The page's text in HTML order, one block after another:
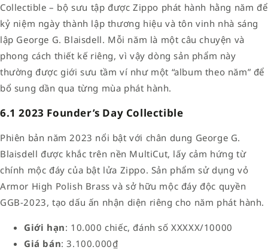
Collectible – bộ sưu tập được Zippo phát hành hằng năm để
kỷ niệm ngày thành lập thương hiệu và tôn vinh nhà sáng
lập George G. Blaisdell. Mỗi năm là một câu chuyện và
phong cách thiết kế riêng, vì vậy dòng sản phẩm này
thường được giới sưu tầm ví như một “album theo năm” để
bổ sung dần qua từng mùa phát hành.
6.1 2023 Founder’s Day Collectible
Phiên bản năm 2023 nổi bật với chân dung George G.
Blaisdell được khắc trên nền MultiCut, lấy cảm hứng từ
chính mộc đáy của bật lửa Zippo. Sản phẩm sử dụng vỏ
Armor High Polish Brass và sở hữu mộc đáy độc quyền
GGB-2023, tạo dấu ấn nhận diện riêng cho năm phát hành.
Giới hạn: 10.000 chiếc, đánh số XXXXX/10000
Giá bán: 3.100.000₫